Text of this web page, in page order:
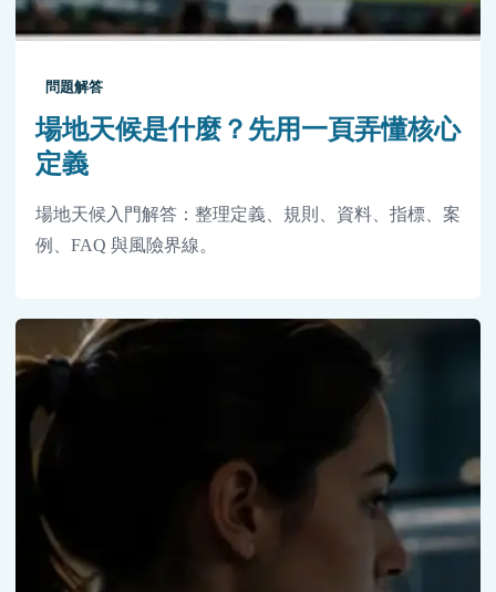
問題解答
場地天候是什麼？先用一頁弄懂核心
定義
場地天候入門解答：整理定義、規則、資料、指標、案
例、FAQ 與風險界線。